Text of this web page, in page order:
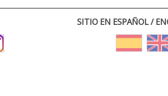
SITIO EN ESPAÑOL /